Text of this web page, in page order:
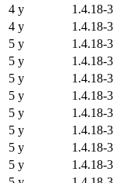
4 y
1.4.18-3
4 y
1.4.18-3
5 y
1.4.18-3
5 y
1.4.18-3
5 y
1.4.18-3
5 y
1.4.18-3
5 y
1.4.18-3
5 y
1.4.18-3
5 y
1.4.18-3
5 y
1.4.18-3